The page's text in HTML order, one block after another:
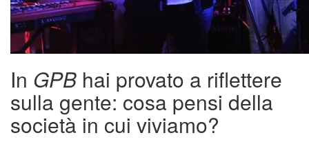
In GPB hai provato a riflettere
sulla gente: cosa pensi della
società in cui viviamo?